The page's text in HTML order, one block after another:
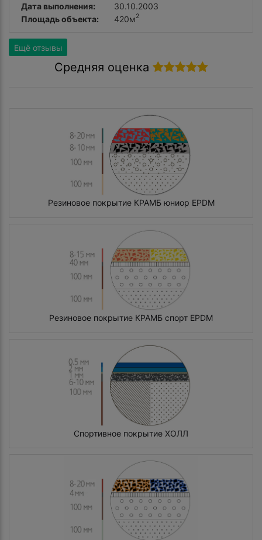
Дата выполнения:
30.10.2003
Площадь объекта:
420м2
Ещё отзывы
Средняя оценка
Резиновое покрытие КРАМБ юниор EPDM
Резиновое покрытие КРАМБ спорт EPDM
Спортивное покрытие ХОЛЛ